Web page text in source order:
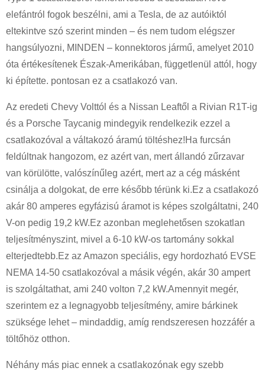
elefántról fogok beszélni, ami a Tesla, de az autóiktól
eltekintve szó szerint minden – és nem tudom elégszer
hangsúlyozni, MINDEN – konnektoros jármű, amelyet 2010
óta értékesítenek Észak-Amerikában, függetlenül attól, hogy
ki építette. pontosan ez a csatlakozó van.
Az eredeti Chevy Volttól és a Nissan Leaftől a Rivian R1T-ig
és a Porsche Taycanig mindegyik rendelkezik ezzel a
csatlakozóval a váltakozó áramú töltéshez!Ha furcsán
feldúltnak hangozom, ez azért van, mert állandó zűrzavar
van körülötte, valószínűleg azért, mert az a cég másként
csinálja a dolgokat, de erre később térünk ki.Ez a csatlakozó
akár 80 amperes egyfázisú áramot is képes szolgáltatni, 240
V-on pedig 19,2 kW.Ez azonban meglehetősen szokatlan
teljesítményszint, mivel a 6-10 kW-os tartomány sokkal
elterjedtebb.Ez az Amazon speciális, egy hordozható EVSE
NEMA 14-50 csatlakozóval a másik végén, akár 30 ampert
is szolgáltathat, ami 240 volton 7,2 kW.Amennyit megér,
szerintem ez a legnagyobb teljesítmény, amire bárkinek
szüksége lehet – mindaddig, amíg rendszeresen hozzáfér a
töltőhöz otthon.
Néhány más piac ennek a csatlakozónak egy szebb